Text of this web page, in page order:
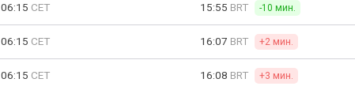
06:15 CET 15:55 BRT -10 мин.
06:15 CET 16:07 BRT +2 мин.
06:15 CET 16:08 BRT +3 мин.